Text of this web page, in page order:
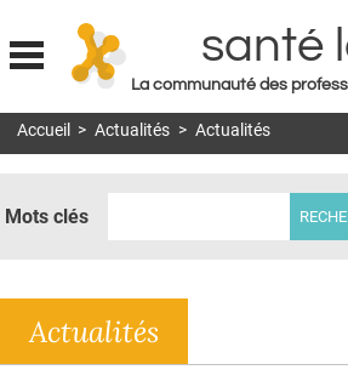
Jump to
santé
La communauté des
MON COMPTE
DOSSIERS
RÉSEAUX
Accueil > Actualités > Actualités
Mots clés
Actualités